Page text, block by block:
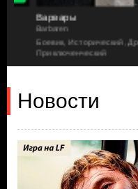
Варвары
Barbaren
Боевик, Исторический, Драма,
Приключенческий
Новости